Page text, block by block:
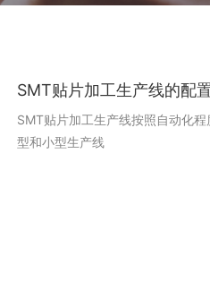
SMT贴片加工生产线的配
SMT贴片加工生产线按照自动化
型和小型生产线